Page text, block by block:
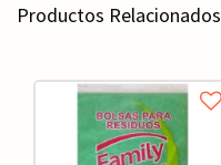
Productos Relacionados